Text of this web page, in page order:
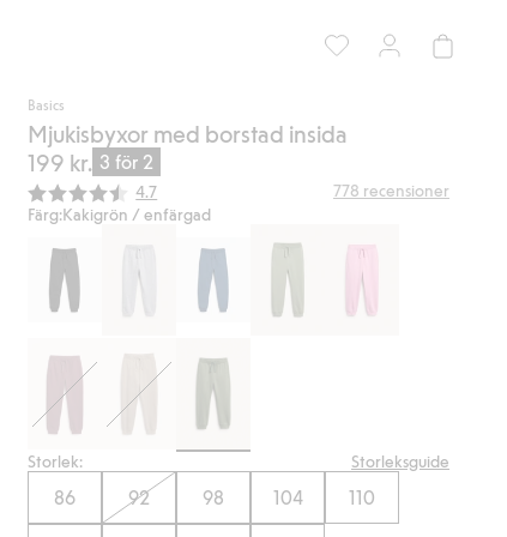
Basics
Mjukisbyxor med borstad insida
199 kr. 3 för 2
Snittbetyg:
4.7 778 recensioner
Färg:Kakigrön / enfärgad
Storlek: Storleksguide
86 92 98 104 110